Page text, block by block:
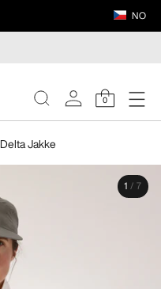
NO
0
Delta Jakke
1 / 7